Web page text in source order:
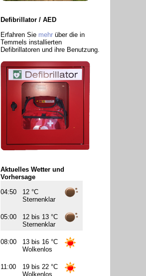
Defibrillator / AED
Erfahren Sie mehr über die in
Temmels installierten
Defibrillatoren und ihre Benutzung.
Aktuelles Wetter und
Vorhersage
04:50 12 °C
Sternenklar
05:00 12 bis 13 °C
Sternenklar
08:00 13 bis 16 °C
Wolkenlos
11:00
19 bis 22 °C
Wolkenlos